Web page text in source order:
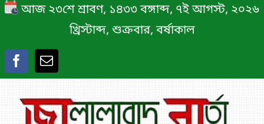
Skip
content
আজ ২৩শে শ্রাবণ, ১৪৩৩ বঙ্গাব্দ, ৭ই আগস্ট, ২০২৬
খ্রিস্টাব্দ, শুক্রবার, বর্ষাকাল